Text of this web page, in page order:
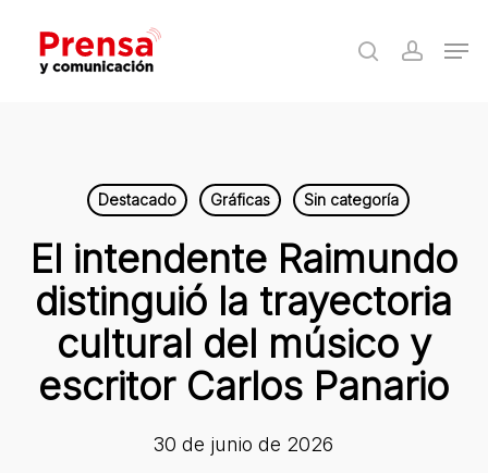
main
search
Destacado Gráficas Sin categoría
El intendente Raimundo
distinguió la trayectoria
cultural del músico y
escritor Carlos Panario
30 de junio de 2026